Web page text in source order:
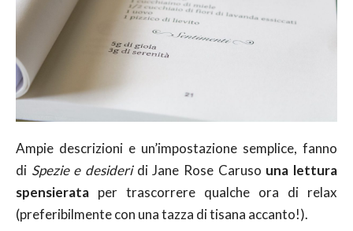
Ampie descrizioni e un’impostazione semplice, fanno
di Spezie e desideridi Jane Rose Caruso una lettura
spensierata per trascorrere qualche ora di relax
(preferibilmente con una tazza di tisana accanto!).